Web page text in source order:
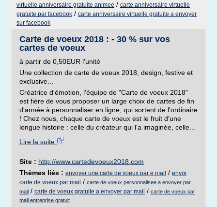
virtuelle anniversaire gratuite animee / carte anniversaire virtuelle
gratuite par facebook / carte anniversaire virtuelle gratuite a envoyer
sur facebook
Carte de voeux 2018 : - 30 % sur vos
cartes de voeux
à partir de 0,50EUR l'unité
Une collection de carte de voeux 2018, design, festive et
exclusive...
Créatrice d'émotion, l'équipe de "Carte de voeux 2018"
est fière de vous proposer un large choix de cartes de fin
d'année à personnaliser en ligne, qui sortent de l'ordinaire
! Chez nous, chaque carte de voeux est le fruit d'une
longue histoire : celle du créateur qui l'a imaginée, celle...
Lire la suite
Site : http://www.cartedevoeux2018.com
Thèmes liés : envoyer une carte de voeux par e mail / envoi
carte de voeux par mail / carte de voeux personnalisee a envoyer par
mail / carte de voeux gratuite a envoyer par mail / carte de voeux par
mail entreprise gratuit